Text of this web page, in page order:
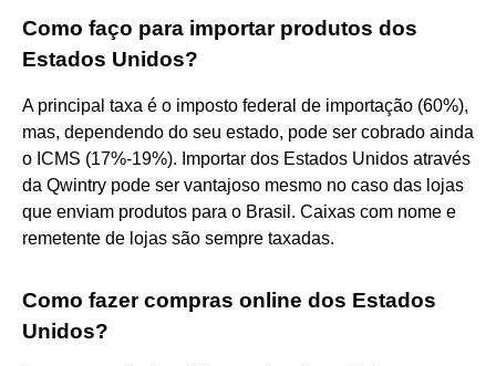
Como faço para importar produtos dos
Estados Unidos?
A principal taxa é o imposto federal de importação (60%),
mas, dependendo do seu estado, pode ser cobrado ainda
o ICMS (17%-19%). Importar dos Estados Unidos através
da Qwintry pode ser vantajoso mesmo no caso das lojas
que enviam produtos para o Brasil. Caixas com nome e
remetente de lojas são sempre taxadas.
Como fazer compras online dos Estados
Unidos?